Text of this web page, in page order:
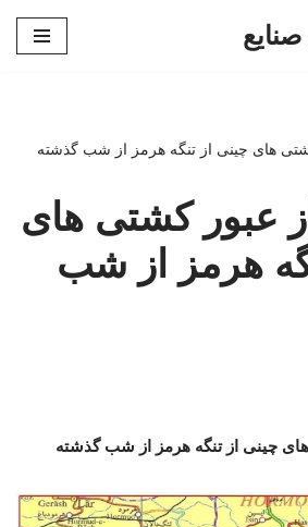
های چینی از تنگه هرمز از شب گذشته
عبور کشتی های
هرمز از شب
چینی از تنگه هرمز از شب گذشته